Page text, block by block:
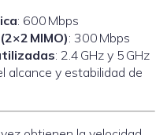
: 600 Mbps
MIMO): 300 Mbps
: 2.4 GHz y 5 GHz
alcance y estabilidad de